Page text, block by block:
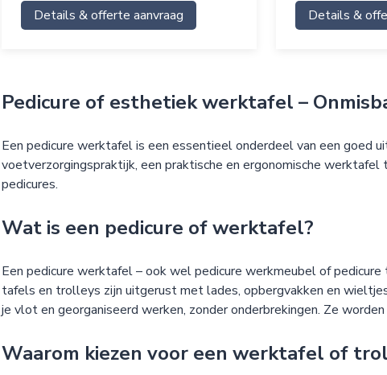
Details & offerte aanvraag
Details &
Pedicure of esthetiek werktafel –
Een pedicure werktafel is een essentieel onderdeel van een goed
voetverzorgingspraktijk, een praktische en ergonomische
pedicures.
Wat is een pedicure of werktafel?
Een pedicure werktafel – ook wel pedicure werkmeubel of
tafels en trolleys zijn uitgerust met lades, opbergvakken en
je vlot en georganiseerd werken, zonder onderbrekingen. Ze
Waarom kiezen voor een werktafel of